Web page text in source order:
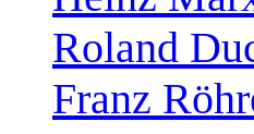
Roland
Franz